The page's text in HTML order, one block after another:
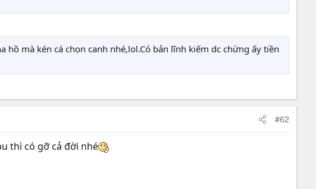
mà kén cá chọn canh nhé,lol.Có bản lĩnh kiếm dc chừng ấy tiền
#62
thì có gỡ cả đời nhé